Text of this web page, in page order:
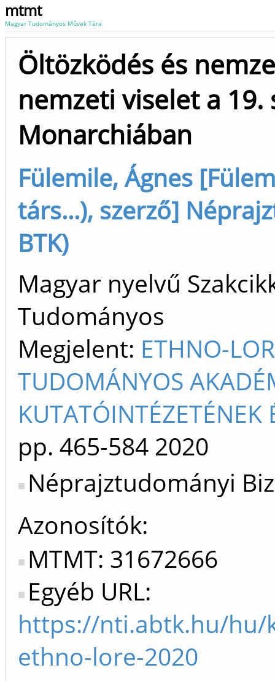
mtmt
Magyar Tudományos Művek Tára
Öltözködés és
nemzeti viselet a 19.
Monarchiában
Fülemile, Ágnes
társ...), szerző]
BTK)
Magyar nyelvű
Tudományos
Megjelent: ETHNO-
TUDOMÁNYOS
pp. 465-584 2020
Néprajztudományi
Azonosítók
MTMT: 31672666
Egyéb URL:
https://nti.abtk.hu/hu/
ethno-lore-2020